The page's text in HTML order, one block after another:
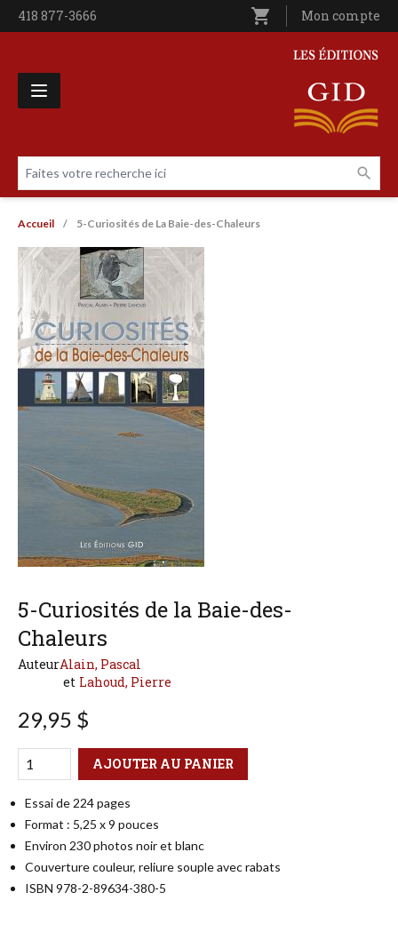
Aller au contenu principal
Téléphone
418 877-3666 shopping_cart Utilisateur
Mon compte
Les Éditions GID
Faites votre recherche ici
Livres par page
Fil d'Ariane
Accueil 5-Curiosités de La Baie-des-Chaleurs
5-Curiosités de la Baie-des-
Chaleurs
AuteurAlain, Pascal
Lahoud, Pierre
29,95 $
Qté
Format AJOUTER AU PANIER
Essai de 224 pages
Format : 5,25 x 9 pouces
Environ 230 photos noir et blanc
Couverture couleur, reliure souple avec rabats
ISBN 978-2-89634-380-5